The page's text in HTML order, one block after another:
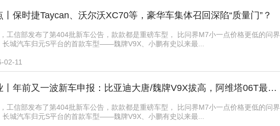
丨保时捷Taycan、沃尔沃XC70等，豪华车集体召回深陷“质量门”？
工信部发布了第404批新车公告，款款都是重磅车型， 比问界M7小一点价格更低的问界
长城汽车归元S平台的首款车型——魏牌V9X、小鹏有史以来最...
02-11
行业丨年前又一波新车申报：比亚迪大唐/魏牌V9X拔高，阿维塔06T最“瓦罐”
工信部发布了第404批新车公告，款款都是重磅车型， 比问界M7小一点价格更低的问界
长城汽车归元S平台的首款车型——魏牌V9X、小鹏有史以来最...